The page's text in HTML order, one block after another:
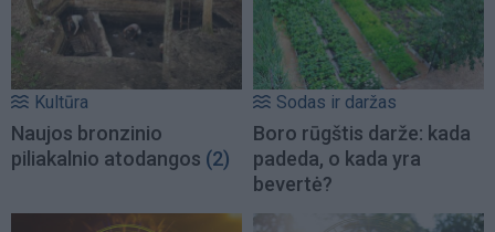
Kultūra
Naujos bronzinio
piliakalnio atodangos (2)
Sodas ir daržas
Boro rūgštis darže: kada
padeda, o kada yra
bevertė?